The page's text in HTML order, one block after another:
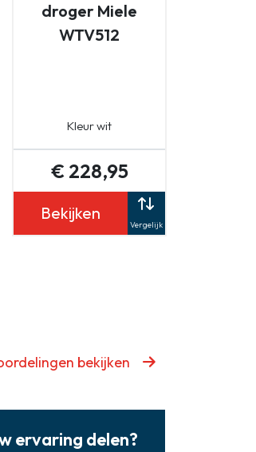
droger Miele
WTV512
Kleur wit
€ 228,95
Bekijken
Vergelijk
bekijken
ervaring delen?